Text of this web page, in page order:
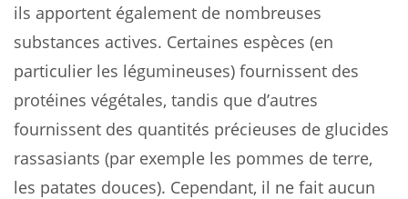
ils apportent également de nombreuses
substances actives. Certaines espèces (en
particulier les légumineuses) fournissent des
protéines végétales, tandis que d’autres
fournissent des quantités précieuses de glucides
rassasiants (par exemple les pommes de terre,
les patates douces). Cependant, il ne fait aucun